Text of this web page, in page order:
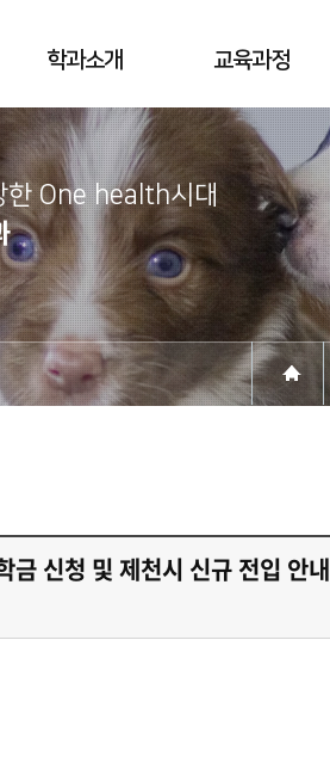
학과소개 교육과정
One health시대
신청 및 제천시 신규 전입 안내